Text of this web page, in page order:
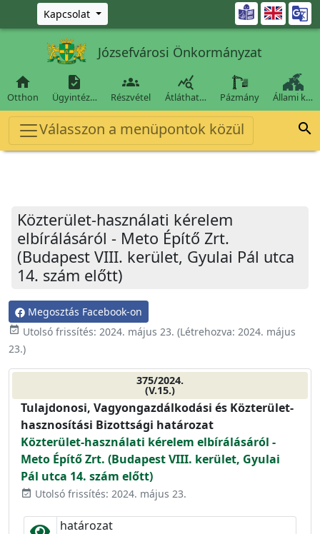
Ugrás a fő tartalomra
Kapcsolat 
Józsefvárosi Önkormányzat

Otthon

Ügyintéz…

Részvétel

Átláthat… Pázmány Állami k…
Válasszon a menüpontok közül 
Közterület-használati kérelem
elbírálásáról - Meto Építő Zrt.
(Budapest VIII. kerület, Gyulai Pál utca
14. szám előtt)
Megosztás Facebook-on
event_available Utolsó frissítés: 2024. május 23. (Létrehozva: 2024. május
23.)
375/2024.
(V.15.)
Tulajdonosi, Vagyongazdálkodási és Közterület-
hasznosítási Bizottsági határozat
Közterület-használati kérelem elbírálásáról -
Meto Építő Zrt. (Budapest VIII. kerület, Gyulai
Pál utca 14. szám előtt)
event_available Utolsó frissítés: 2024. május 23.
határozat